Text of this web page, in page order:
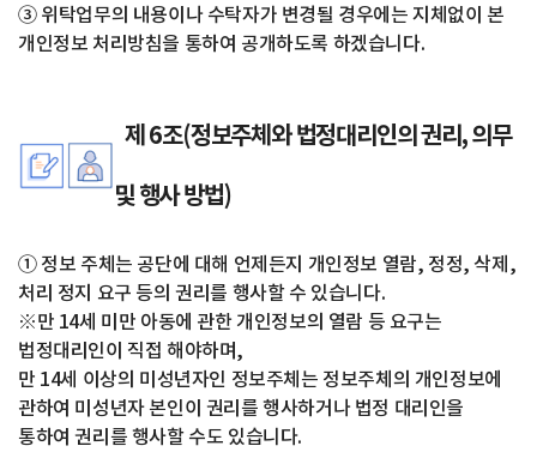
③ 위탁업무의 내용이나 수탁자가 변경될 경우에는 지체없이 본
개인정보 처리방침을 통하여 공개하도록 하겠습니다.
제 6조(정보주체와 법정대리인의 권리, 의무
및 행사 방법)
① 정보 주체는 공단에 대해 언제든지 개인정보 열람, 정정, 삭제,
처리 정지 요구 등의 권리를 행사할 수 있습니다.
※만 14세 미만 아동에 관한 개인정보의 열람 등 요구는
법정대리인이 직접 해야하며,
만 14세 이상의 미성년자인 정보주체는 정보주체의 개인정보에
관하여 미성년자 본인이 권리를 행사하거나 법정 대리인을
통하여 권리를 행사할 수도 있습니다.